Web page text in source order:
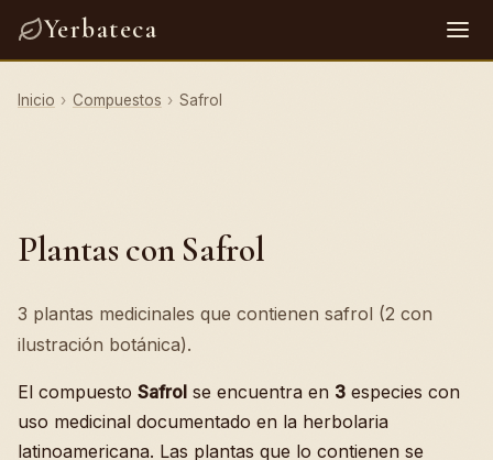
Yerbateca
Inicio › Compuestos › Safrol
Plantas con Safrol
3 plantas medicinales que contienen safrol (2 con
ilustración botánica).
El compuesto Safrol se encuentra en 3 especies con
uso medicinal documentado en la herbolaria
latinoamericana. Las plantas que lo contienen se